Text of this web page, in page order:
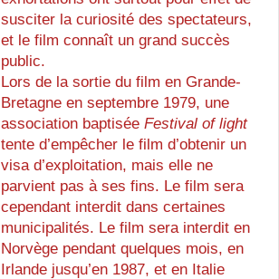
susciter la curiosité des spectateurs,
et le film connaît un grand succès
public.
Lors de la sortie du film en Grande-
Bretagne en septembre 1979, une
association baptiséeFestival of light
tente d’empêcher le film d’obtenir un
visa d’exploitation, mais elle ne
parvient pas à ses fins. Le film sera
cependant interdit dans certaines
municipalités. Le film sera interdit en
Norvège pendant quelques mois, en
Irlande jusqu’en 1987, et en Italie